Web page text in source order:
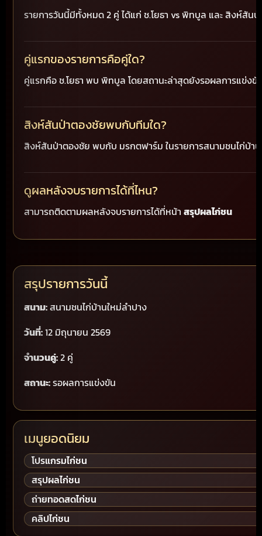
รายการวันนี้มีทั้งหมด 2 คู่ ได้แก่ ช.โยธา vs พิทบูล และ สิงห์สัน
คู่แรกของรายการคือคู่ใด?
คู่แรกคือ ช.โยธา พบ พิทบูล โดยสถานะล่าสุดยังรอผลการแข่งขั
สิงห์สันป่าตองชัยพบกับทีมใด?
สิงห์สันป่าตองชัย พบกับ มรกตฟาร์ม ในรายการสนามชนไก่บ้า
ดูผลหลังจบรายการได้ที่ไหน?
สามารถติดตามผลหลังจบรายการได้ที่หน้า สรุปผลไก่ชน
สรุปรายการวันนี้
สนาม:สนามชนไก่บ้านใหม่ลำปาง
วันที่:12 มิถุนายน 2569
จำนวนคู่:2 คู่
สถานะ:รอผลการแข่งขัน
เมนูยอดนิยม
โปรแกรมไก่ชน
สรุปผลไก่ชน
ถ่ายทอดสดไก่ชน
คลิปไก่ชน